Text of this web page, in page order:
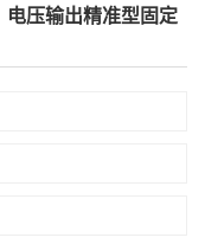
压输出精准型固定